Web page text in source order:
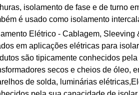
isolamento de fase e de turno
é usado como isolamento
Elétrico - Cablagem, Sleeving
em aplicações elétricas para
são tipicamente conhecidos
secos e cheios de óleo,
de solda, luminárias